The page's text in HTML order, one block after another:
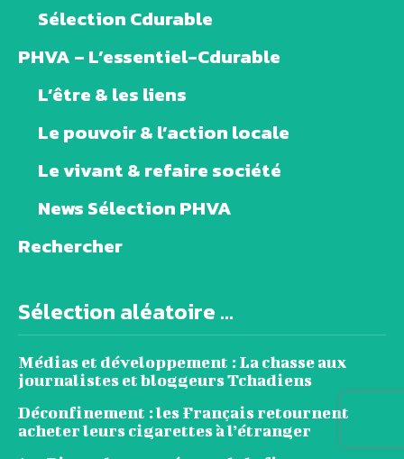
Sélection Cdurable
PHVA – L’essentiel-Cdurable
L’être & les liens
Le pouvoir & l’action locale
Le vivant & refaire société
News Sélection PHVA
Rechercher
Sélection aléatoire ...
Médias et développement : La chasse aux
journalistes et bloggeurs Tchadiens
Déconfinement : les Français retournent
acheter leurs cigarettes à l’étranger